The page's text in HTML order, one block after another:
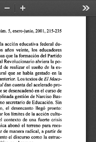
Zoom
5, enero-iunio, 2001,215-235
la  acción educativa federal du-
afios veinte,  los educadores
que la formación del Partido
Revolucionario abriera la po-
de realizar  el sueiio de la es-
que se había gestado en la
anterior. Los textos de El Maes-
dan cuenta del acelerado pro-
se desencadenó en el curso de
gestión de Narciso Bas-
secretario de Educación.  Sin
el desencanto llegó pronto:
los limites de la acción cultu-
contexto de una fuerte crisis
abonó el terreno para  rees-
de manera radical, a partir de
el discurso como la estruc-